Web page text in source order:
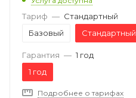
Тариф — Стандартный
Базовый
Стандартный
Гарантия — 1 год
1 год
Подробнее о тарифах